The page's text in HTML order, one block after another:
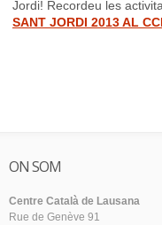
Jordi! Recordeu les
SANT JORDI 2013 AL
ON SOM
Centre Català de Lausana
Rue de Genève 91